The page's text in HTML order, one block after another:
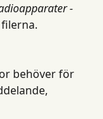
-
behöver för